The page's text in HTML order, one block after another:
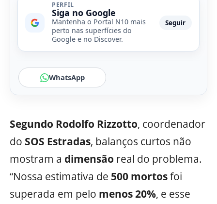
PERFIL
Siga no Google
Mantenha o Portal N10 mais
perto nas superfícies do
Google e no Discover.
Seguir
WhatsApp
Segundo Rodolfo Rizzotto, coordenador
do SOS Estradas, balanços curtos não
mostram a dimensão real do problema.
“Nossa estimativa de 500 mortosfoi
superada em pelo menos 20%, e esse